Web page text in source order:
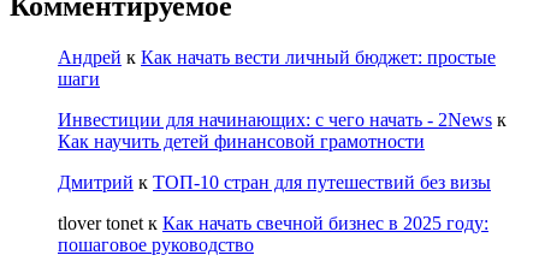
Андрей к Как начать вести личный бюджет: простые
шаги
Инвестиции для начинающих: с чего начать - 2News к
Как научить детей финансовой грамотности
Дмитрий к ТОП-10 стран для путешествий без визы
tlover tonet к Как начать свечной бизнес в 2025 году:
пошаговое руководство